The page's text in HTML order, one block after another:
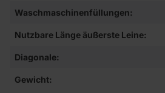
Waschmaschinenfüllungen:
Nutzbare Länge äußerste Leine:
Diagonale:
Gewicht: